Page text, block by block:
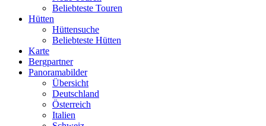
Beliebteste Touren
Hütten
Hüttensuche
Beliebteste Hütten
Karte
Bergpartner
Panoramabilder
Übersicht
Deutschland
Österreich
Italien